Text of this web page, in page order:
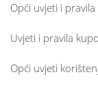
Opći uvjeti i
Uvjeti i pravila
Opći uvjeti